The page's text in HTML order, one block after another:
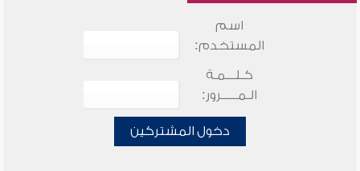
اسم
المستخدم:
كـلـــمـة
الـمـــــرور:
دخول المشتركين